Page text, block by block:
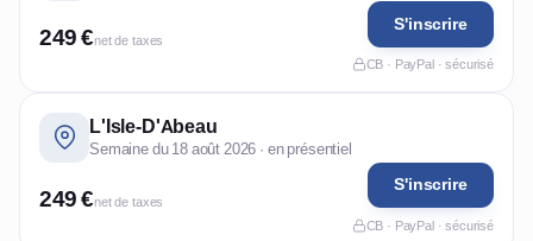
249 €net de taxes
S'inscrire
CB · PayPal · sécurisé
L'Isle-D'Abeau
Semaine du 18 août 2026 · en présentiel
249 €net de taxes
S'inscrire
CB · PayPal · sécurisé